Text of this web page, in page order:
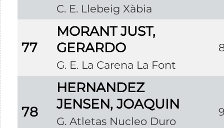
C. E. Llebeig Xàbia
77
MORANT JUST,
GERARDO
G. E. La Carena La Font
78
HERNANDEZ
JENSEN, JOAQUIN
G. Atletas Nucleo Duro